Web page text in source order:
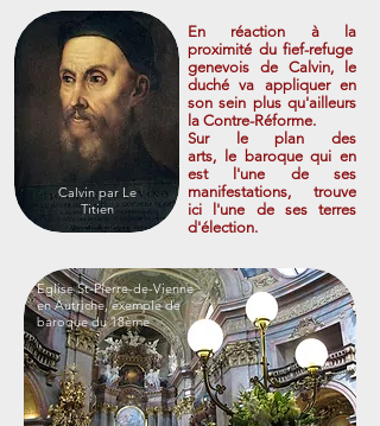
Calvin par Le
Titien
En réaction à la
proximité du fief-refuge
genevois de Calvin, le
duché va appliquer en
son sein plus qu'ailleurs
la Contre-Réforme.
Sur le plan des
arts, le baroque qui en
est l'une de ses
manifestations, trouve
ici l'une de ses terres
d'élection.
Eglise St-Pierre-de-Vienne
en Autriche, exemple de
baroque du 18ème